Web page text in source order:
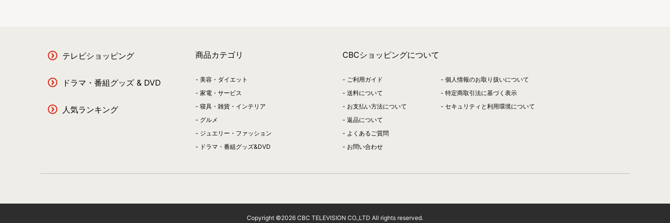
テレビショッピング
ドラマ・番組グッズ & DVD
人気ランキング
商品カテゴリ
美容・ダイエット
家電・サービス
寝具・雑貨・インテリア
グルメ
ジュエリー・ファッション
ドラマ・番組グッズ&DVD
CBCショッピングについて
ご利用ガイド
送料について
お支払い方法について
返品について
よくあるご質問
お問い合わせ
個人情報のお取り扱いについて
特定商取引法に基づく表示
セキュリティと利用環境について
Copyright ©2026 CBC TELEVISION CO.,LTD All rights reserved.